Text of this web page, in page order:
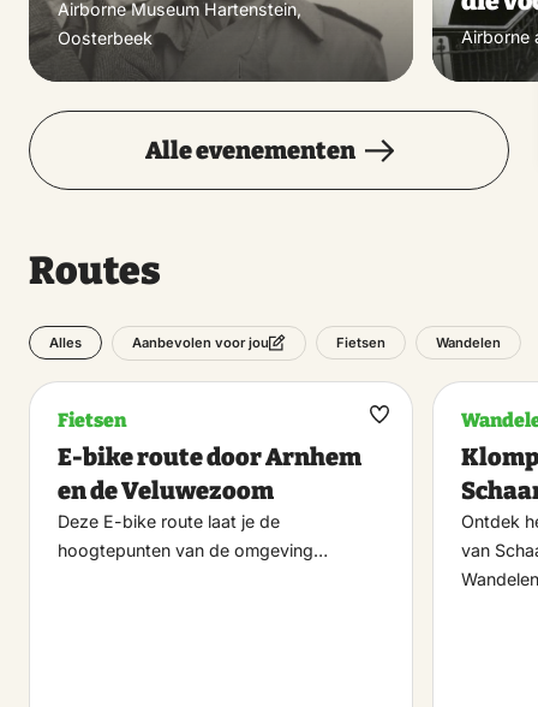
Airborne Museum Hartenstein,
Oosterbeek
Airborne
Alle evenementen
Routes
Alles Aanbevolen voor jou Fietsen Wandelen
Fietsen
E-bike route door Arnhem
en de Veluwezoom
Deze E-bike route laat je de
hoogtepunten van de omgeving…
Maak
Ontdek
van